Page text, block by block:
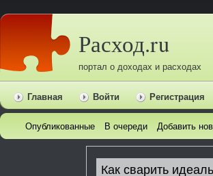
Расход.ru
портал о доходах и расходах
Главная Войти Регистрация
Опубликованные В очереди Добавить